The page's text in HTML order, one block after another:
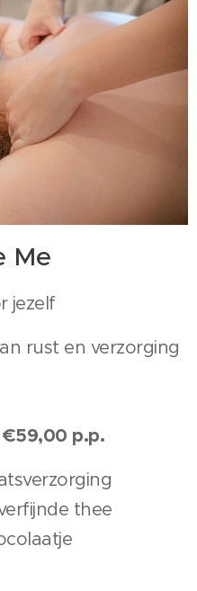
Me
jezelf
rust en verzorging
p.p.
thee